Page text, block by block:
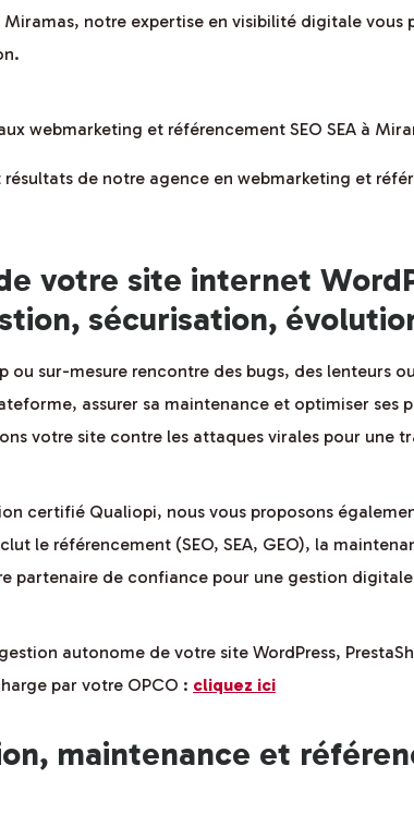
notre expertise en visibilité digitale
webmarketing et référencement SEO SEA à
de notre agence en webmarketing et
votre site internet
sécurisation,
ou sur-mesure rencontre des bugs, des
assurer sa maintenance et optimiser
votre site contre les attaques virales pour une
certifié Qualiopi, nous vous proposons
le référencement (SEO, SEA, GEO), la
partenaire de confiance pour une gestion
autonome de votre site WordPress,
par votre OPCO : cliquez ici
maintenance et